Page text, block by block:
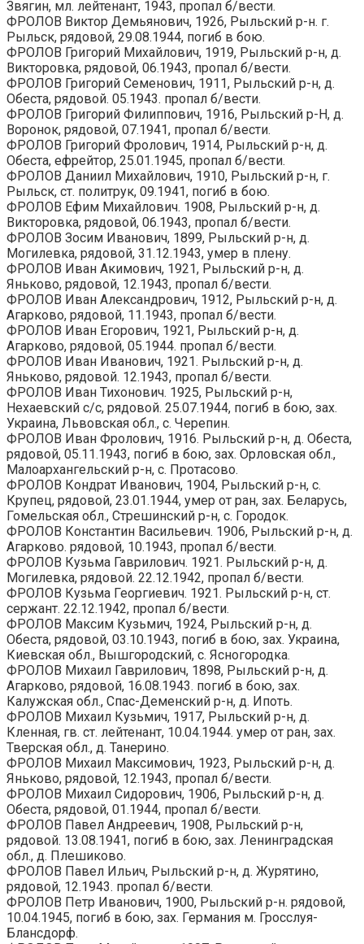
Звягин, мл. лейтенант, 1943, пропал б/вести.
ФРОЛОВ Виктор Демьянович, 1926, Рыльский р-н. г.
Рыльск, рядовой, 29.08.1944, погиб в бою.
ФРОЛОВ Григорий Михайлович, 1919, Рыльский р-н, д.
Викторовка, рядовой, 06.1943, пропал б/вести.
ФРОЛОВ Григорий Семенович, 1911, Рыльский р-н, д.
Обеста, рядовой. 05.1943. пропал б/вести.
ФРОЛОВ Григорий Филиппович, 1916, Рыльский р-Н, д.
Воронок, рядовой, 07.1941, пропал б/вести.
ФРОЛОВ Григорий Фролович, 1914, Рыльский р-н, д.
Обеста, ефрейтор, 25.01.1945, пропал б/вести.
ФРОЛОВ Даниил Михайлович, 1910, Рыльский р-н, г.
Рыльск, ст. политрук, 09.1941, погиб в бою.
ФРОЛОВ Ефим Михайлович. 1908, Рыльский р-н, д.
Викторовка, рядовой, 06.1943, пропал б/вести.
ФРОЛОВ Зосим Иванович, 1899, Рыльский р-н, д.
Могилевка, рядовой, 31.12.1943, умер в плену.
ФРОЛОВ Иван Акимович, 1921, Рыльский р-н, д.
Яньково, рядовой, 12.1943, пропал б/вести.
ФРОЛОВ Иван Александрович, 1912, Рыльский р-н, д.
Агарково, рядовой, 11.1943, пропал б/вести.
ФРОЛОВ Иван Егорович, 1921, Рыльский р-н, д.
Агарково, рядовой, 05.1944. пропал б/вести.
ФРОЛОВ Иван Иванович, 1921. Рыльский р-н, д.
Яньково, рядовой. 12.1943, пропал б/вести.
ФРОЛОВ Иван Тихонович. 1925, Рыльский р-н,
Нехаевский с/с, рядовой. 25.07.1944, погиб в бою, зах.
Украина, Львовская обл., с. Черепин.
ФРОЛОВ Иван Фролович, 1916. Рыльский р-н, д. Обеста,
рядовой, 05.11.1943, погиб в бою, зах. Орловская обл.,
Малоархангельский р-н, с. Протасово.
ФРОЛОВ Кондрат Иванович, 1904, Рыльский р-н, с.
Крупец, рядовой, 23.01.1944, умер от ран, зах. Беларусь,
Гомельская обл., Стрешинский р-н, с. Городок.
ФРОЛОВ Константин Васильевич. 1906, Рыльский р-н, д.
Агарково. рядовой, 10.1943, пропал б/вести.
ФРОЛОВ Кузьма Гаврилович. 1921. Рыльский р-н, д.
Могилевка, рядовой. 22.12.1942, пропал б/вести.
ФРОЛОВ Кузьма Георгиевич. 1921. Рыльский р-н, ст.
сержант. 22.12.1942, пропал б/вести.
ФРОЛОВ Максим Кузьмич, 1924, Рыльский р-н, д.
Обеста, рядовой, 03.10.1943, погиб в бою, зах. Украина,
Киевская обл., Вышгородский, с. Ясногородка.
ФРОЛОВ Михаил Гаврилович, 1898, Рыльский р-н, д.
Агарково, рядовой, 16.08.1943. погиб в бою, зах.
Калужская обл., Спас-Деменский р-н, д. Ипоть.
ФРОЛОВ Михаил Кузьмич, 1917, Рыльский р-н, д.
Кленная, гв. ст. лейтенант, 10.04.1944. умер от ран, зах.
Тверская обл., д. Танерино.
ФРОЛОВ Михаил Максимович, 1923, Рыльский р-н, д.
Яньково, рядовой, 12.1943, пропал б/вести.
ФРОЛОВ Михаил Сидорович, 1906, Рыльский р-н, д.
Обеста, рядовой, 01.1944, пропал б/вести.
ФРОЛОВ Павел Андреевич, 1908, Рыльский р-н,
рядовой. 13.08.1941, погиб в бою, зах. Ленинградская
обл., д. Плешиково.
ФРОЛОВ Павел Ильич, Рыльский р-н, д. Журятино,
рядовой, 12.1943. пропал б/вести.
ФРОЛОВ Петр Иванович, 1900, Рыльский р-н. рядовой,
10.04.1945, погиб в бою, зах. Германия м. Гросслуя-
Блансдорф.